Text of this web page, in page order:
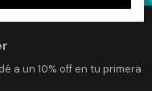
a un 10% off en tu primera